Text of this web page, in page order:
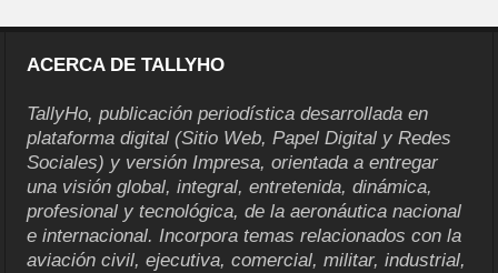
ACERCA DE TALLYHO
TallyHo, publicación periodística desarrollada en
plataforma digital (Sitio Web, Papel Digital y Redes
Sociales) y versión Impresa, orientada a entregar
una visión global, integral, entretenida, dinámica,
profesional y tecnológica, de la aeronáutica nacional
e internacional. Incorpora temas relacionados con la
aviación civil, ejecutiva, comercial, militar, industrial,